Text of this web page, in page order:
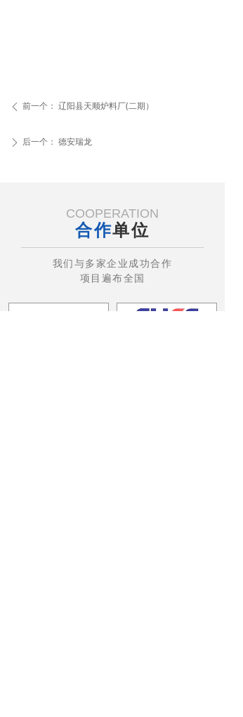
ꄴ 前一个： 辽阳县天顺炉料厂(二期）
ꄲ 后一个： 德安瑞龙
COOPERATION
合作单位
我们与多家企业成功合作
项目遍布全国
ꂐ ꂈ